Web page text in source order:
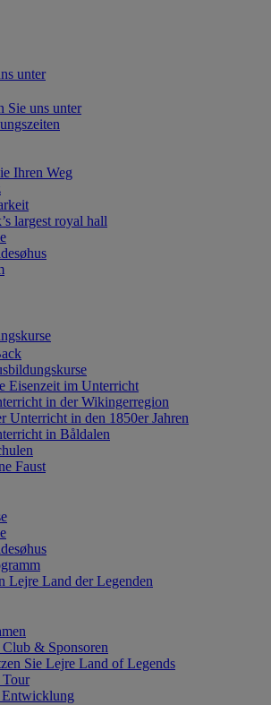
unter
Sie uns unter
Ihren Weg
largest royal hall
Eisenzeit im Unterricht
in der Wikingerregion
Unterricht in den 1850er Jahren
in Båldalen
Faust
Lejre Land der Legenden
Club & Sponsoren
Sie Lejre Land of Legends
Tour